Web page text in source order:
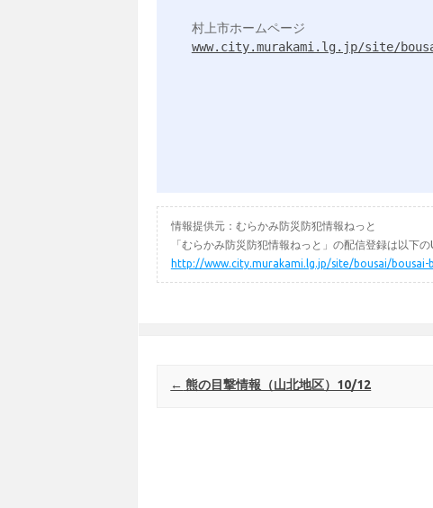
www.city.murakami.lg.jp/site/
情報提供元：むらかみ防災防犯情報ねっと
「むらかみ防災防犯情報ねっと」の配信登録は以下の
http://www.city.murakami.lg.jp/site/bousai/bousai-
Post navigation
← 熊の目撃情報（山北地区）10/12